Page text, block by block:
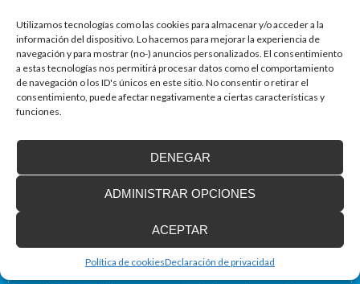
Utilizamos tecnologías como las cookies para almacenar y/o acceder a la
información del dispositivo. Lo hacemos para mejorar la experiencia de
navegación y para mostrar (no-) anuncios personalizados. El consentimiento
a estas tecnologías nos permitirá procesar datos como el comportamiento
de navegación o los ID's únicos en este sitio. No consentir o retirar el
consentimiento, puede afectar negativamente a ciertas características y
funciones.
ACEPTAR
DENEGAR
ADMINISTRAR OPCIONES
Política de cookiesDeclaración de privacidad
Blog de accesibilidad
¿Sabías que un 80% de las viviendas de nuestro país no
están adaptadas a...
personas con movilidad reducida, también en
Nuestra ubicación geográfica cercana a la frontera
francesa, a 40 minutos, nos permite ofrecer...